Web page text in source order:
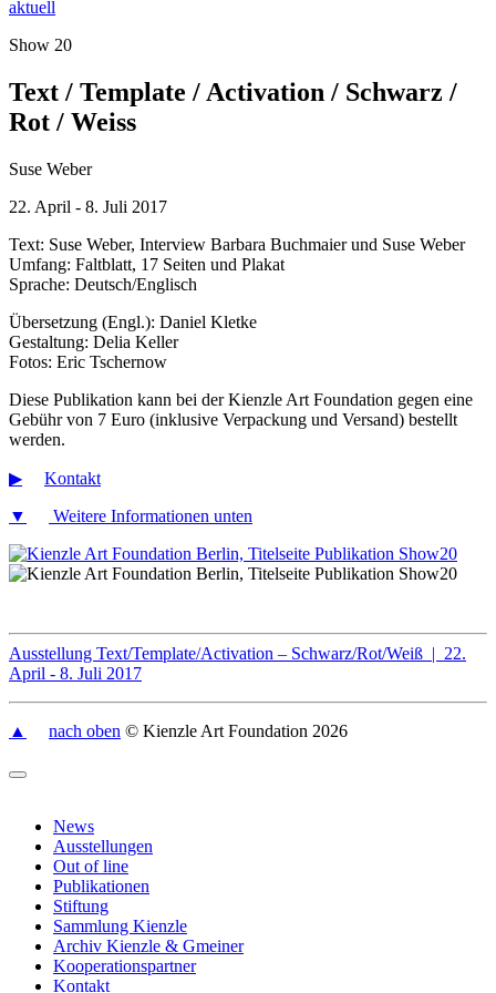
aktuell
Show 20
Text / Template / Activation / Schwarz /
Rot / Weiss
Suse Weber
22. April - 8. Juli 2017
Text: Suse Weber, Interview Barbara Buchmaier und Suse Weber
Umfang: Faltblatt, 17 Seiten und Plakat
Sprache: Deutsch/Englisch
Übersetzung (Engl.): Daniel Kletke
Gestaltung: Delia Keller
Fotos: Eric Tschernow
Diese Publikation kann bei der Kienzle Art Foundation gegen eine
Gebühr von 7 Euro (inklusive Verpackung und Versand) bestellt
werden.
▶︎
Kontakt
▼
Weitere Informationen unten
Ausstellung Text/Template/Activation – Schwarz/Rot/Weiß | 22.
April - 8. Juli 2017
▲ nach oben © Kienzle Art Foundation 2026
News
Ausstellungen
Out of line
Publikationen
Stiftung
Sammlung Kienzle
Archiv Kienzle & Gmeiner
Kooperationspartner
Kontakt